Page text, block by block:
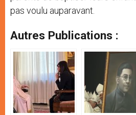
pas voulu auparavant.
Autres Publications :